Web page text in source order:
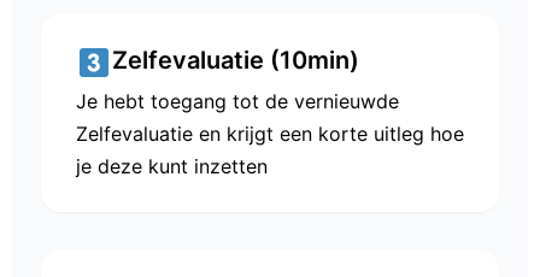
Zelfevaluatie (10min)
Je hebt toegang tot de vernieuwde
Zelfevaluatie en krijgt een korte uitleg hoe
je deze kunt inzetten